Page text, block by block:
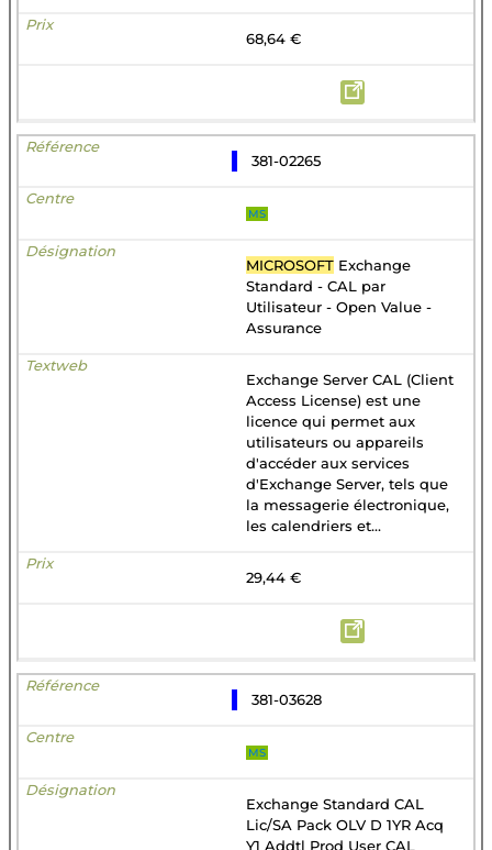
68,64 €
381-02265
MS
MICROSOFT Exchange
Standard - CAL par
Utilisateur - Open Value -
Assurance
Exchange Server CAL (Client
Access License) est une
licence qui permet aux
utilisateurs ou appareils
d'accéder aux services
d'Exchange Server, tels que
la messagerie électronique,
les calendriers et...
29,44 €
381-03628
MS
Exchange Standard CAL
Lic/SA Pack OLV D 1YR Acq
Y1 Addtl Prod User CAL